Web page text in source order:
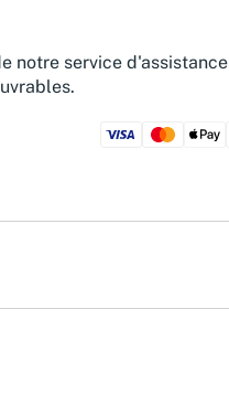
notre service d'assistance